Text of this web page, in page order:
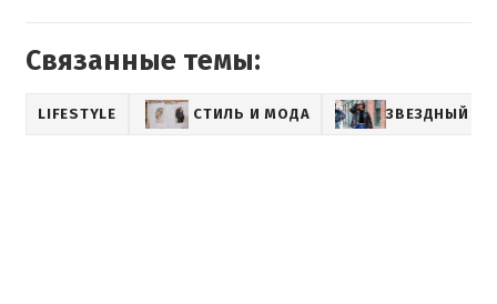
Связанные темы:
LIFESTYLE СТИЛЬ И МОДА ЗВЕЗДНЫЙ